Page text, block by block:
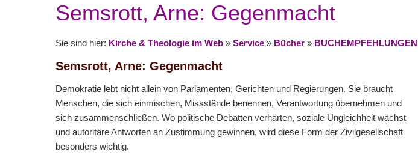
Semsrott, Arne: Gegenmacht
Sie sind hier: Kirche & Theologie im Web » Service » Bücher » BUCHEMPFEHLUNGEN
Semsrott, Arne: Gegenmacht
Demokratie lebt nicht allein von Parlamenten, Gerichten und Regierungen. Sie braucht
Menschen, die sich einmischen, Missstände benennen, Verantwortung übernehmen und
sich zusammenschließen. Wo politische Debatten verhärten, soziale Ungleichheit wächst
und autoritäre Antworten an Zustimmung gewinnen, wird diese Form der Zivilgesellschaft
besonders wichtig.